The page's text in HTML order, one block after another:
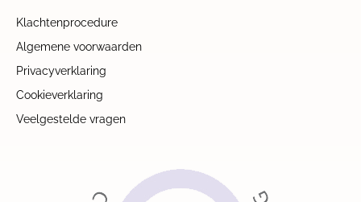
Klachtenprocedure
Algemene voorwaarden
Privacyverklaring
Cookieverklaring
Veelgestelde vragen